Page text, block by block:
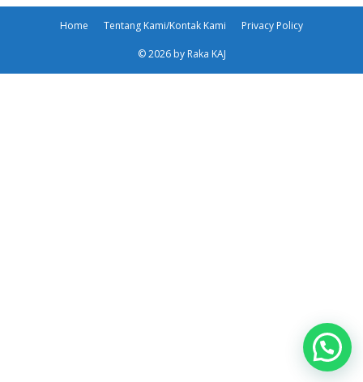
Home Tentang Kami/Kontak Kami Privacy Policy
© 2026 by Raka KAJ